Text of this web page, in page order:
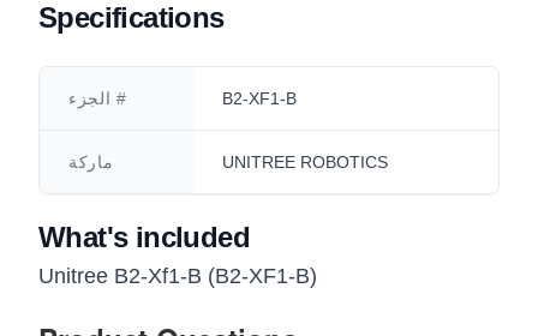
Specifications
الجزء # B2-XF1-B
ماركة UNITREE ROBOTICS
What's included
Unitree B2-Xf1-B (B2-XF1-B)